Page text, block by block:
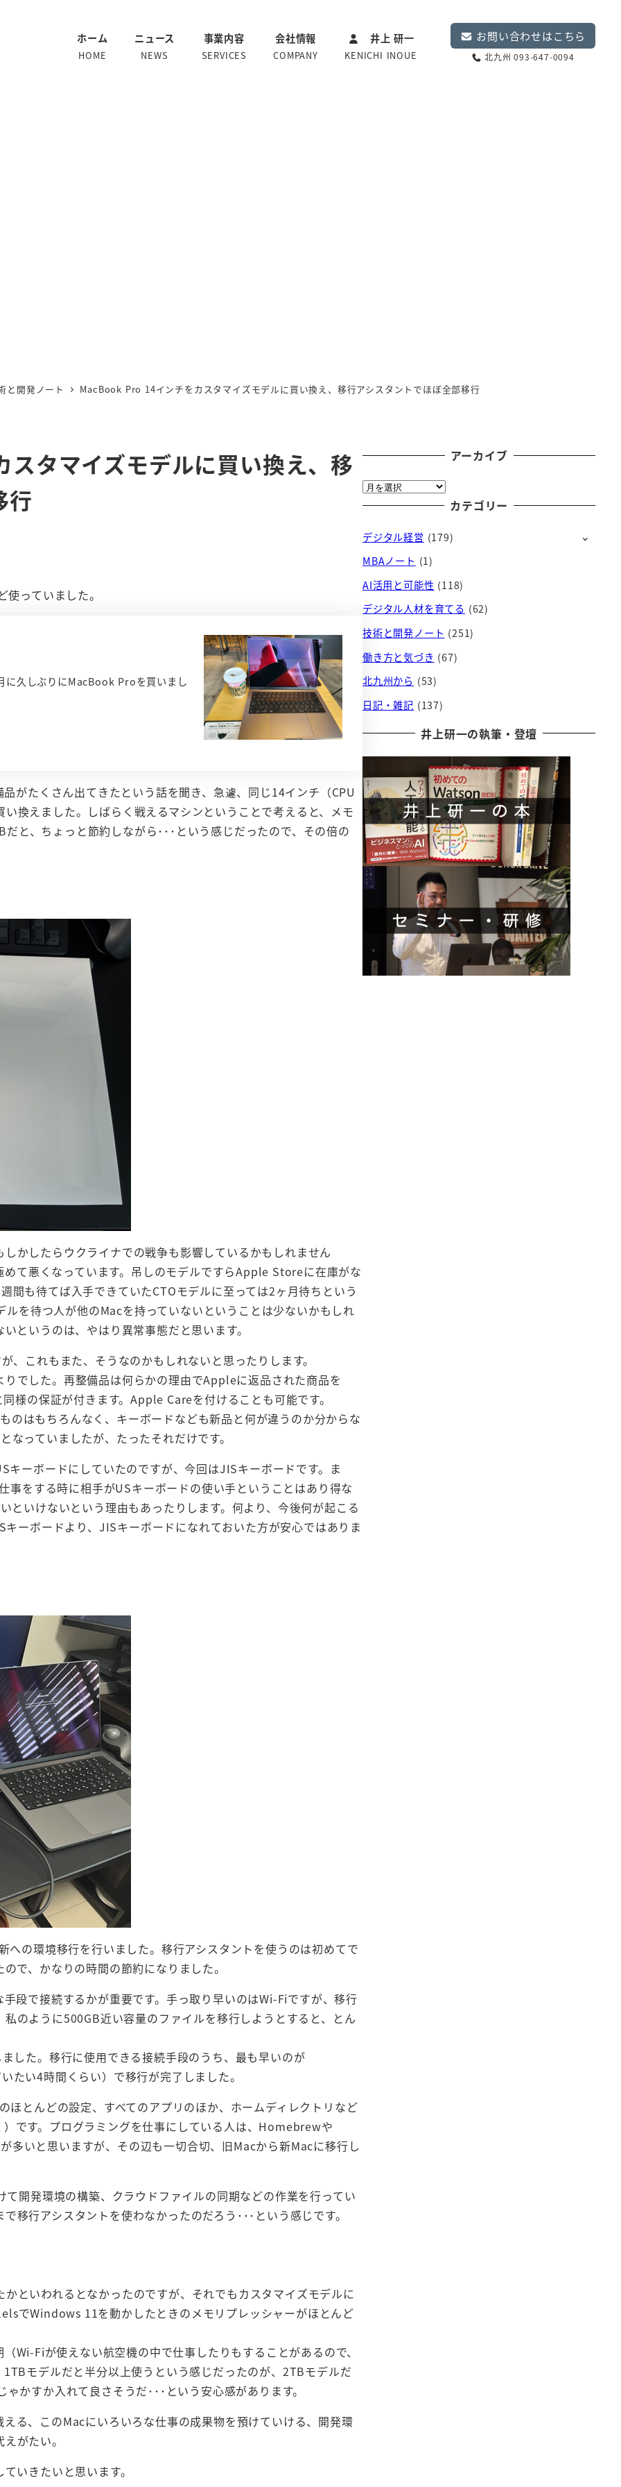
ホーム
HOME
ニュース
NEWS
事業内容
SERVICES
会社情報
COMPANY
井上 研一
KENICHI INOUE
お問い合わせはこちら
北九州 093-647-0094
と開発ノート MacBook Pro 14インチをカスタマイズモデルに買い換え、移行アシスタントでほぼ全部移行
タマイズモデルに買い換え、移
行
っていました。
に久しぶりにMacBook Proを買いまし
がたくさん出てきたという話を聞き、急遽、同じ14インチ（CPU
換えました。しばらく戦えるマシンということで考えると、メモ
と、ちょっと節約しながら･･･という感じだったので、その倍の
かしたらウクライナでの戦争も影響しているかもしれません
て悪くなっています。吊しのモデルですらApple Storeに在庫がな
間も待てば入手できていたCTOモデルに至っては2ヶ月待ちという
を待つ人が他のMacを持っていないということは少ないかもしれ
というのは、やはり異常事態だと思います。
これもまた、そうなのかもしれないと思ったりします。
でした。再整備品は何らかの理由でAppleに返品された商品を
様の保証が付きます。Apple Careを付けることも可能です。
はもちろんなく、キーボードなども新品と何が違うのか分からな
っていましたが、たったそれだけです。
ーボードにしていたのですが、今回はJISキーボードです。ま
をする時に相手がUSキーボードの使い手ということはあり得な
いけないという理由もあったりします。何より、今後何が起こる
ーボードより、JISキーボードになれておいた方が安心ではありま
の環境移行を行いました。移行アシスタントを使うのは初めてで
で、かなりの時間の節約になりました。
段で接続するかが重要です。手っ取り早いのはWi-Fiですが、移行
のように500GB近い容量のファイルを移行しようとすると、とん
た。移行に使用できる接続手段のうち、最も早いのが
い4時間くらい）で移行が完了しました。
とんどの設定、すべてのアプリのほか、ホームディレクトリなど
です。プログラミングを仕事にしている人は、Homebrewや
多いと思いますが、その辺も一切合切、旧Macから新Macに移行し
開発環境の構築、クラウドファイルの同期などの作業を行ってい
移行アシスタントを使わなかったのだろう･･･という感じです。
といわれるとなかったのですが、それでもカスタマイズモデルに
でWindows 11を動かしたときのメモリプレッシャーがほとんど
Wi-Fiが使えない航空機の中で仕事したりもすることがあるので、
モデルだと半分以上使うという感じだったのが、2TBモデルだ
かすか入れて良さそうだ･･･という安心感があります。
る、このMacにいろいろな仕事の成果物を預けていける、開発環
がたい。
いきたいと思います。
アーカイブ
ア
ー
イ
ブ
カテゴリー
デジタル経営 (179)
MBAノート (1)
AI活用と可能性 (118)
デジタル人材を育てる (62)
技術と開発ノート (251)
働き方と気づき (67)
北九州から (53)
日記・雑記 (137)
井上研一の執筆・登壇